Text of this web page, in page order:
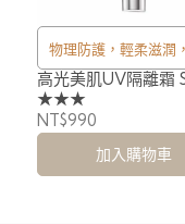
物理防護，輕柔滋潤
清透水光
高光美肌UV隔離霜
★★★
NT$990
加入購物車